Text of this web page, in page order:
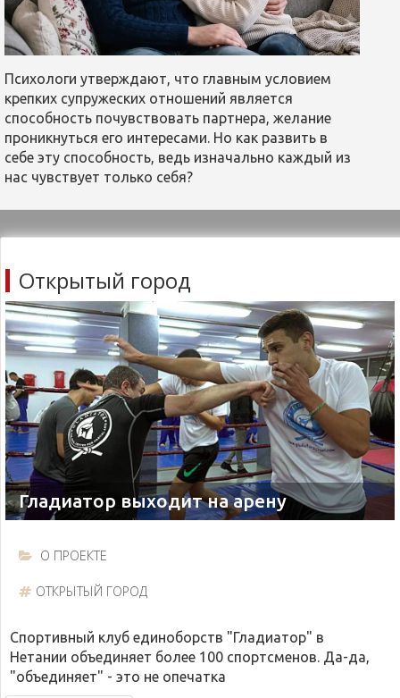
Психологи утверждают, что главным условием
крепких супружеских отношений является
способность почувствовать партнера, желание
проникнуться его интересами. Но как развить в
себе эту способность, ведь изначально каждый из
нас чувствует только себя?
Гладиатор выходит на арену
О ПРОЕКТЕ
Нетании объединяет более 100 спортсменов. Да-да,
Новости проекта Поделиться